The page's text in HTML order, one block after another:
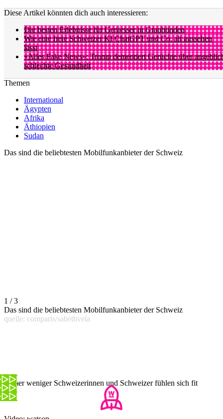
Diese Artikel könnten dich auch interessieren:
Die besten Erlebnisse für Geniesser in Graubünden
Wie eine freie Schweizer KI ChatGPT und Co. alt aussehen
lässt
«Alles Fake News»: Trump dementiert Gerüchte über
schlechte Gesundheit
Themen
International
Ägypten
Afrika
Äthiopien
Sudan
Das sind die beliebtesten Mobilfunkanbieter der Schweiz
1 / 3
Das sind die beliebtesten Mobilfunkanbieter der Schweiz
quelle: comparis/sabethvela
Immer weniger Schweizerinnen und Schweizer fühlen sich fit